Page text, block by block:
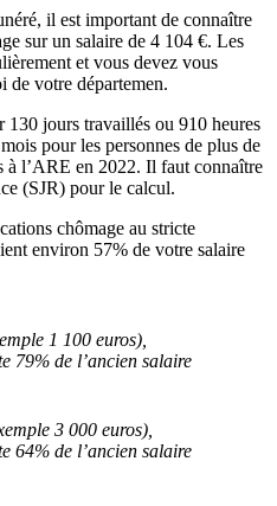
il est important de connaître
sur un salaire de 4 104 €. Les
et vous devez vous
de votre départemen.
jours travaillés ou 910 heures
pour les personnes de plus de
à l’ARE en 2022. Il faut connaître
(SJR) pour le calcul.
chômage au stricte
environ 57% de votre salaire
1 100 euros),
79% de l’ancien salaire
3 000 euros),
64% de l’ancien salaire